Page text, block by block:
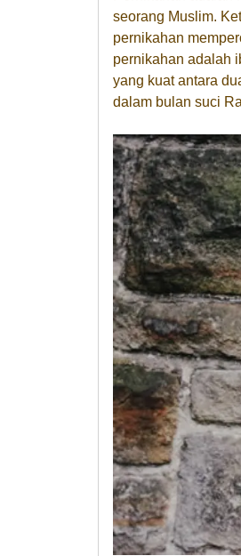
seorang Muslim.
pernikahan
pernikahan adalah
yang kuat antara
dalam bulan suci